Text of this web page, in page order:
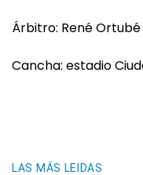
Árbitro: René Ortubé
Cancha: estadio
LAS MÁS LEIDAS